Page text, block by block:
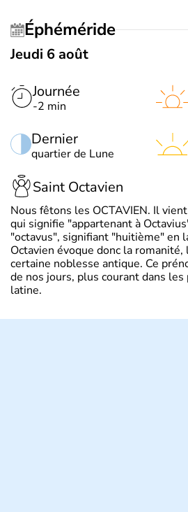
Éphéméride
Jeudi 6 août
Journée
-2 min
Dernier
quartier de Lune
Saint Octavien
Nous fêtons les OCTAVIEN. Il
qui signifie "appartenant à
"octavus", signifiant "huitième" en
Octavien évoque donc la romanité,
certaine noblesse antique. Ce
de nos jours, plus courant dans
latine.